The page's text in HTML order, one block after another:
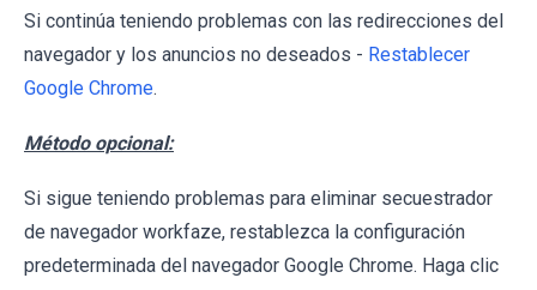
Si continúa teniendo problemas con las redirecciones del
navegador y los anuncios no deseados - Restablecer
Google Chrome.
Método opcional:
Si sigue teniendo problemas para eliminar secuestrador
de navegador workfaze, restablezca la configuración
predeterminada del navegador Google Chrome. Haga clic